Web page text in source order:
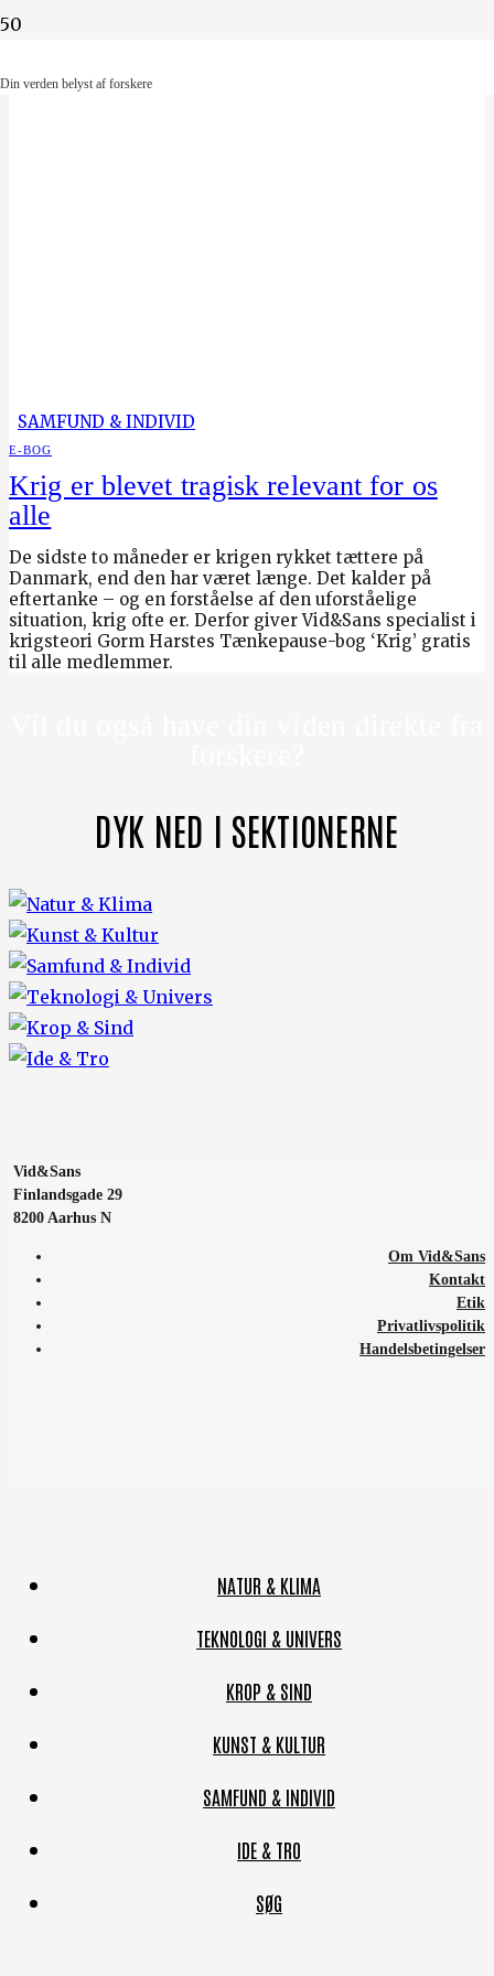
Din verden belyst af forskere
SAMFUND & INDIVID
E-BOG
Krig er blevet tragisk relevant for os
alle
De sidste to måneder er krigen rykket tættere på
Danmark, end den har været længe. Det kalder på
eftertanke – og en forståelse af den uforståelige
situation, krig ofte er. Derfor giver Vid&Sans specialist i
krigsteori Gorm Harstes Tænkepause-bog ‘Krig’ gratis
til alle medlemmer.
DYK NED I SEKTIONERNE
Vid&Sans
Finlandsgade 29
8200 Aarhus N
Om Vid&Sans
Kontakt
Etik
Privatlivspolitik
Handelsbetingelser
NATUR & KLIMA
TEKNOLOGI & UNIVERS
KROP & SIND
KUNST & KULTUR
SAMFUND & INDIVID
IDE & TRO
SØG